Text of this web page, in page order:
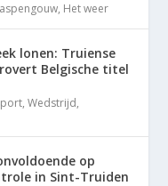
, Het weer
lonen: Truiense
Belgische titel
,Wedstrijd,
op
in Sint-Truiden